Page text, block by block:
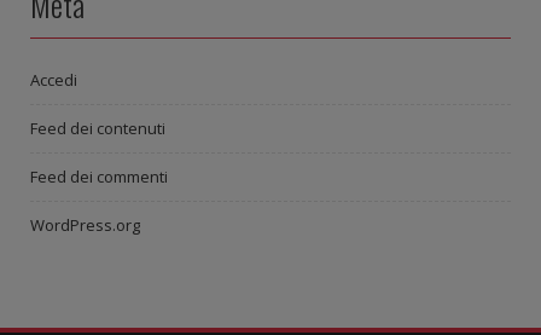
Accedi
Feed dei contenuti
Feed dei commenti
WordPress.org